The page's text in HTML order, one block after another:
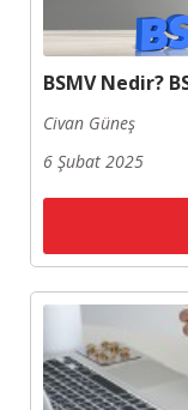
BSMV Nedir?
Civan Güneş
6 Şubat 2025